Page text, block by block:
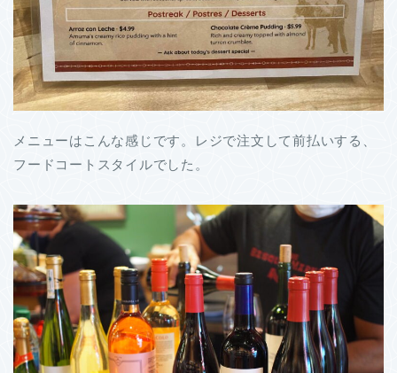
メニューはこんな感じです。レジで注文して前払いする、
フードコートスタイルでした。